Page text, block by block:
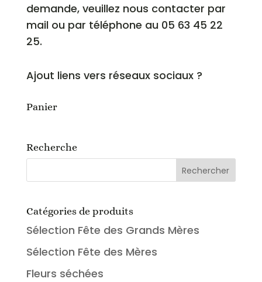
demande, veuillez nous contacter par
mail ou par téléphone au 05 63 45 22
25.
Ajout liens vers réseaux sociaux ?
Panier
Recherche
Catégories de produits
Sélection Fête des Grands Mères
Sélection Fête des Mères
Fleurs séchées